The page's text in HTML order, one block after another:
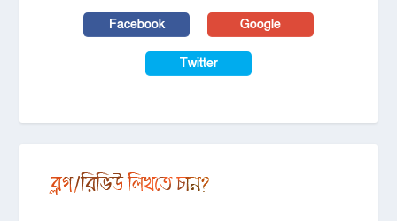
Facebook Google
Twitter